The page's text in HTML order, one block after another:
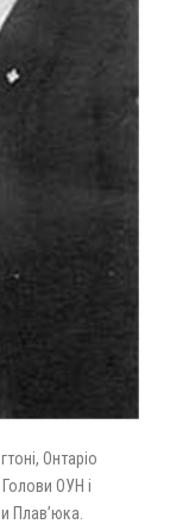
Онтаріо
ОУН і
Плав’юка.